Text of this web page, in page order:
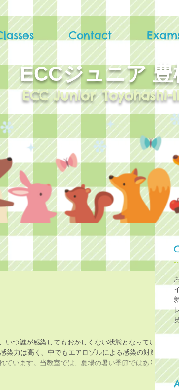
Contact
ECCジュニア​ 豊
ECC Junior
つ誰が感染してもおかしくない状態となっていま
染力は高く、中でもエアロゾルによる感染の対策に
ています。当教室では、夏場の暑い季節ではあり